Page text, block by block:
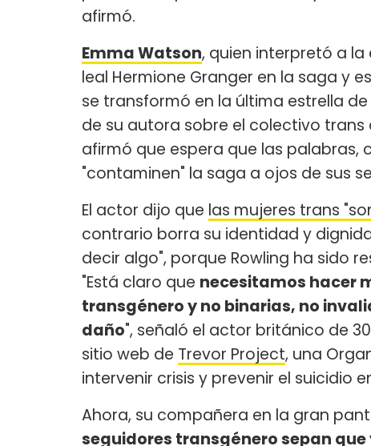
afirmó.
Emma Watson, quien interpretó a
leal Hermione Granger en la saga y es
se transformó en la última estrella
de su autora sobre el colectivo trans
afirmó que espera que las
"contaminen" la saga a ojos de sus
El actor dijo que las mujeres trans
contrario borra su identidad y
decir algo", porque Rowling ha sido
"Está claro que necesitamos hacer
transgénero y no binarias, no
daño", señaló el actor británico de
sitio web de Trevor Project, una
intervenir crisis y prevenir el suicidio
Ahora, su compañera en la gran
seguidores transgénero sepan